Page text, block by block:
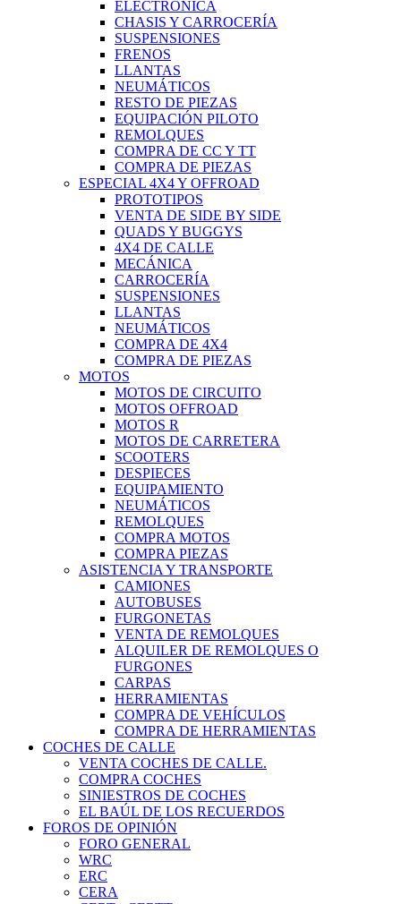
ELECTRÓNICA
CHASIS Y CARROCERÍA
SUSPENSIONES
FRENOS
LLANTAS
NEUMÁTICOS
RESTO DE PIEZAS
EQUIPACIÓN PILOTO
REMOLQUES
COMPRA DE CC Y TT
COMPRA DE PIEZAS
ESPECIAL 4X4 Y OFFROAD
PROTOTIPOS
VENTA DE SIDE BY SIDE
QUADS Y BUGGYS
4X4 DE CALLE
MECÁNICA
CARROCERÍA
SUSPENSIONES
LLANTAS
NEUMÁTICOS
COMPRA DE 4X4
COMPRA DE PIEZAS
MOTOS
MOTOS DE CIRCUITO
MOTOS OFFROAD
MOTOS R
MOTOS DE CARRETERA
SCOOTERS
DESPIECES
EQUIPAMIENTO
NEUMÁTICOS
REMOLQUES
COMPRA MOTOS
COMPRA PIEZAS
ASISTENCIA Y TRANSPORTE
CAMIONES
AUTOBUSES
FURGONETAS
VENTA DE REMOLQUES
ALQUILER DE REMOLQUES O
FURGONES
CARPAS
HERRAMIENTAS
COMPRA DE VEHÍCULOS
COMPRA DE HERRAMIENTAS
COCHES DE CALLE
VENTA COCHES DE CALLE.
COMPRA COCHES
SINIESTROS DE COCHES
EL BAÚL DE LOS RECUERDOS
FOROS DE OPINIÓN
FORO GENERAL
WRC
ERC
CERA